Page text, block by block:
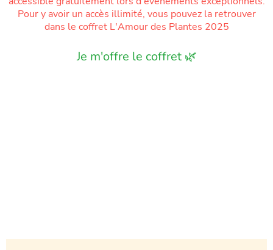
Pour y avoir un accès illimité, vous pouvez la retrouver
dans le coffret L'Amour des Plantes 2025
Je m'offre le coffret 🌿